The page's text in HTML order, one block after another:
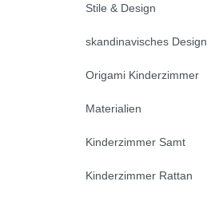
Stile & Design
skandinavisches Design
Origami Kinderzimmer
Materialien
Kinderzimmer Samt
Kinderzimmer Rattan